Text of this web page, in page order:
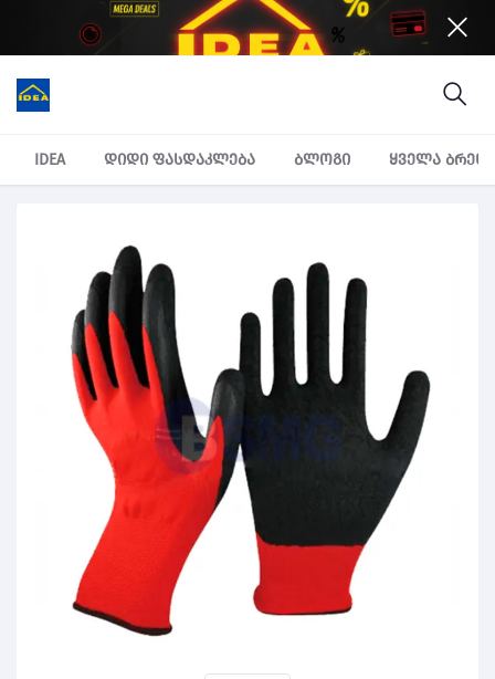
IDEA დიდი ფასდაკლება ბლოგი ყველა